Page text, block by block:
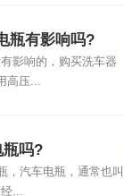
瓶有影响吗?
影响的，购买洗车器
高压...
瓶吗?
，汽车电瓶，通常也叫
...